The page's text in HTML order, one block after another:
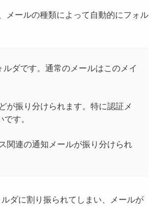
メールの種類によって自動的にフォル
ダです。通常のメールはこのメイ
振り分けられます。特に認証メ
す。
関連の通知メールが振り分けられ
ダに割り振られてしまい、メールが